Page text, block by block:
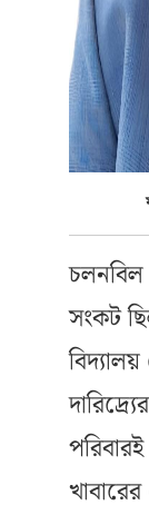
চলনবিল
সংকট